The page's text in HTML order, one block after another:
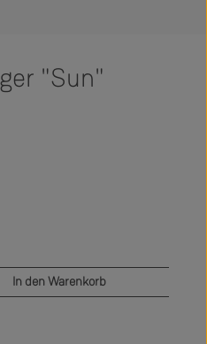
"Sun"
gewünschten Wert
In den Warenkorb